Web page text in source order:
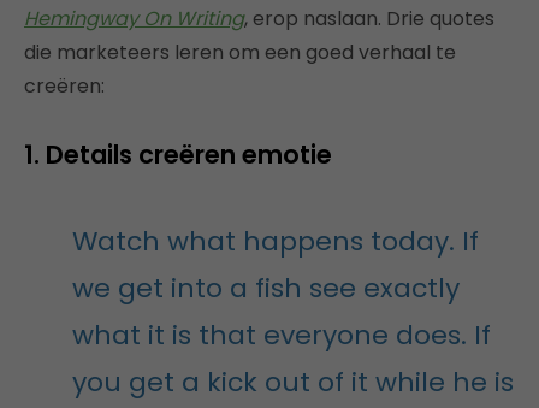
Hemingway On Writing, erop naslaan. Drie quotes
die marketeers leren om een goed verhaal te
creëren:
1. Details creëren emotie
Watch what happens today. If
we get into a fish see exactly
what it is that everyone does. If
you get a kick out of it while he is